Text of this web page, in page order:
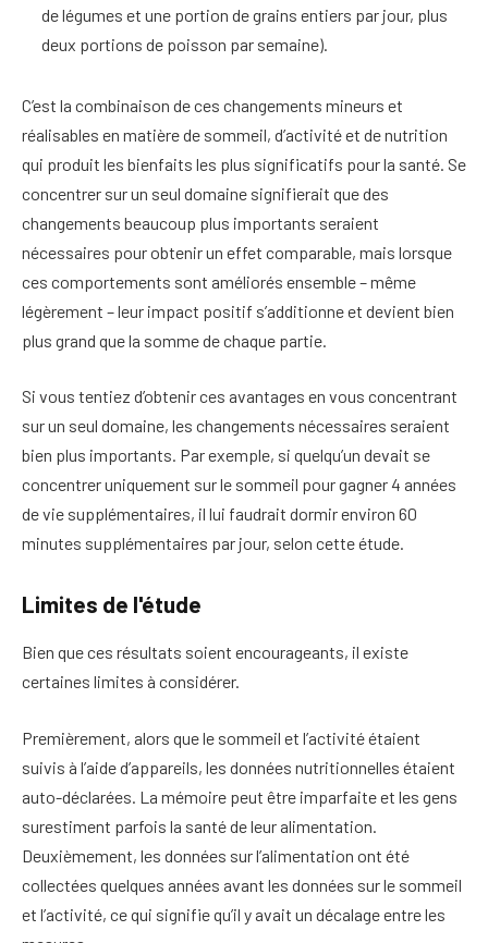
de légumes et une portion de grains entiers par jour, plus
deux portions de poisson par semaine).
C’est la combinaison de ces changements mineurs et
réalisables en matière de sommeil, d’activité et de nutrition
qui produit les bienfaits les plus significatifs pour la santé. Se
concentrer sur un seul domaine signifierait que des
changements beaucoup plus importants seraient
nécessaires pour obtenir un effet comparable, mais lorsque
ces comportements sont améliorés ensemble – même
légèrement – ​​leur impact positif s’additionne et devient bien
plus grand que la somme de chaque partie.
Si vous tentiez d’obtenir ces avantages en vous concentrant
sur un seul domaine, les changements nécessaires seraient
bien plus importants. Par exemple, si quelqu’un devait se
concentrer uniquement sur le sommeil pour gagner 4 années
de vie supplémentaires, il lui faudrait dormir environ 60
minutes supplémentaires par jour, selon cette étude.
Limites de l'étude
Bien que ces résultats soient encourageants, il existe
certaines limites à considérer.
Premièrement, alors que le sommeil et l’activité étaient
suivis à l’aide d’appareils, les données nutritionnelles étaient
auto-déclarées. La mémoire peut être imparfaite et les gens
surestiment parfois la santé de leur alimentation.
Deuxièmement, les données sur l’alimentation ont été
collectées quelques années avant les données sur le sommeil
et l’activité, ce qui signifie qu’il y avait un décalage entre les